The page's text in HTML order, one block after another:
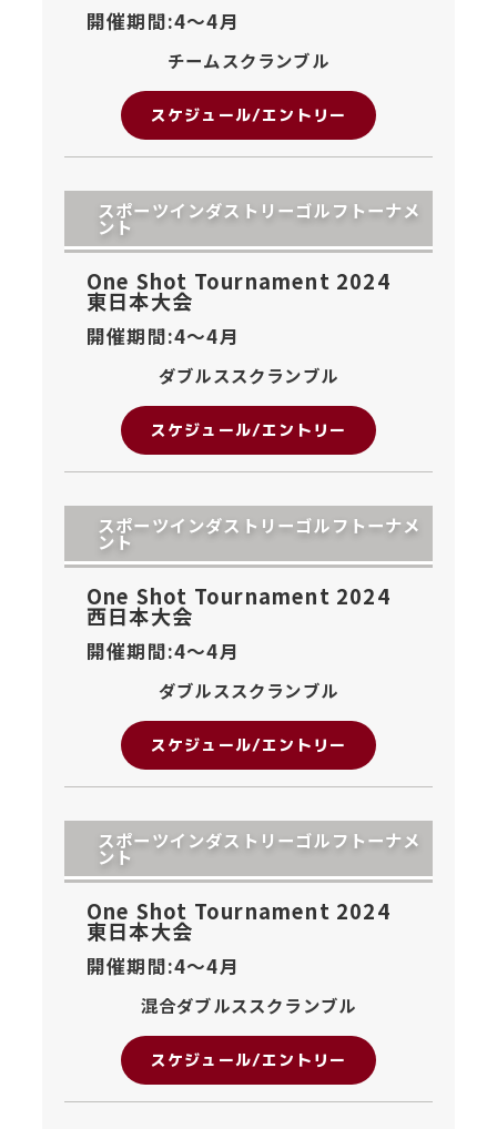
開催期間:4〜4月
チームスクランブル
スケジュール/エントリー
スポーツインダストリーゴルフトーナメ
ント
One Shot Tournament 2024
東日本大会
開催期間:4〜4月
ダブルススクランブル
スケジュール/エントリー
スポーツインダストリーゴルフトーナメ
ント
One Shot Tournament 2024
西日本大会
開催期間:4〜4月
ダブルススクランブル
スケジュール/エントリー
スポーツインダストリーゴルフトーナメ
ント
One Shot Tournament 2024
東日本大会
開催期間:4〜4月
混合ダブルススクランブル
スケジュール/エントリー